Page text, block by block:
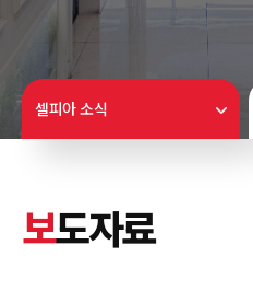
셀피아 소식
보도자료